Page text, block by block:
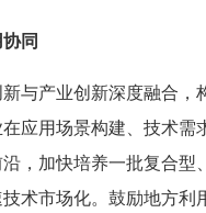
同
与产业创新深度融合
应用场景构建、技术需
，加快培养一批复合型
术市场化。鼓励地方利